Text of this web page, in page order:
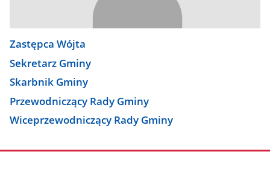
Zastępca Wójta
Sekretarz Gminy
Skarbnik Gminy
Przewodniczący Rady Gminy
Wiceprzewodniczący Rady Gminy